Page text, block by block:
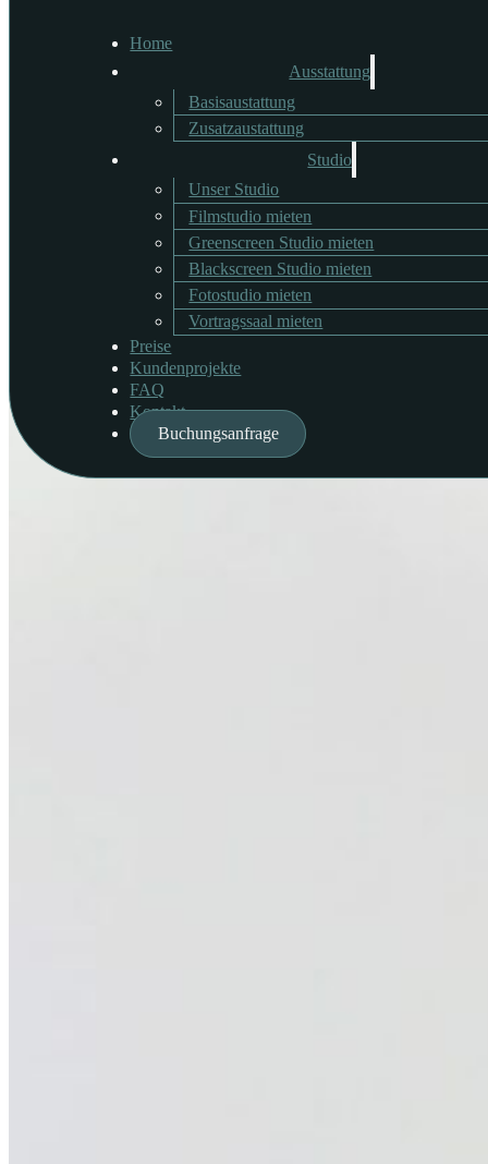
Home
Ausstattung
Basisaustattung
Zusatzaustattung
Studio
Unser Studio
Filmstudio mieten
Greenscreen Studio mieten
Blackscreen Studio mieten
Fotostudio mieten
Vortragssaal mieten
Preise
Kundenprojekte
FAQ
Kontakt
Buchungsanfrage
Profoto Softbox RFi 5'
Verwenden Sie diese achteckige Softbox für eine präzise